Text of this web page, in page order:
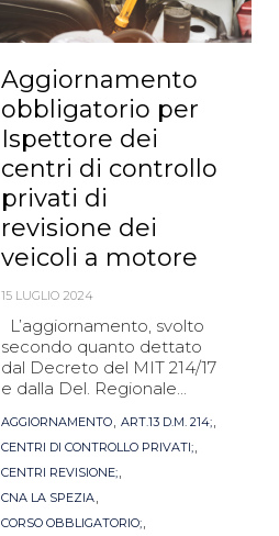
Aggiornamento
obbligatorio per
Ispettore dei
centri di controllo
privati di
revisione dei
veicoli a motore
15 LUGLIO 2024
L’aggiornamento, svolto
secondo quanto dettato
dal Decreto del MIT 214/17
e dalla Del. Regionale...
Tags
AGGIORNAMENTO, ART.13 D.M. 214;,
CENTRI DI CONTROLLO PRIVATI;,
CENTRI REVISIONE;,
CNA LA SPEZIA,
CORSO OBBLIGATORIO;,